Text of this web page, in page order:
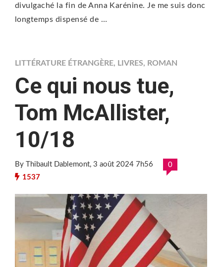
divulgaché la fin de Anna Karénine. Je me suis donc
longtemps dispensé de …
LITTÉRATURE ÉTRANGÈRE, LIVRES, ROMAN
Ce qui nous tue,
Tom McAllister,
10/18
By Thibault Dablemont, 3 août 2024 7h56
0
1537